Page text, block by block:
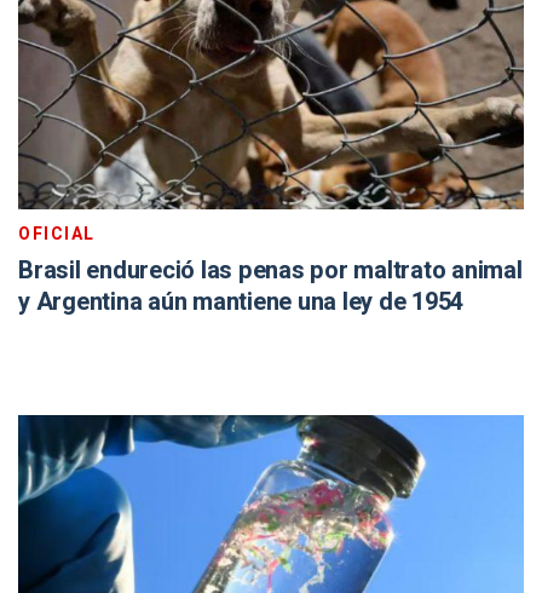
OFICIAL
Brasil endureció las penas por maltrato animal
y Argentina aún mantiene una ley de 1954